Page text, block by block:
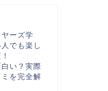
ーズ学
でも楽し
白い？実際
を完全解